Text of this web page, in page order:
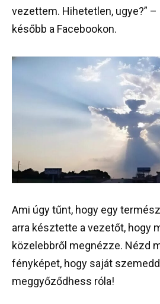
vezettem. Hihetetlen, ugye?”
később a Facebookon.
Ami úgy tűnt, hogy egy
arra késztette a vezetőt, hogy
közelebbről megnézze. Nézd
fényképet, hogy saját
meggyőződhess róla!